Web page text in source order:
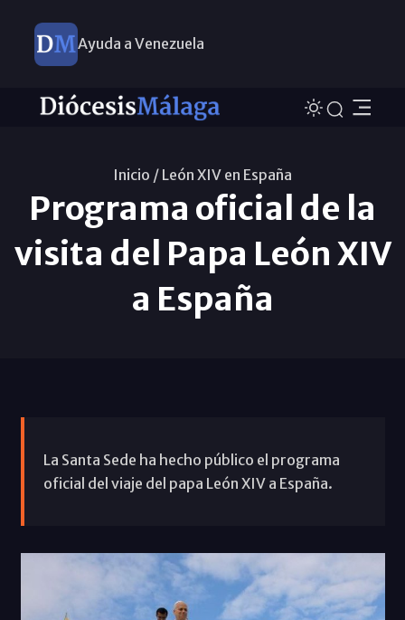
Ayuda a Venezuela
Inicio / León XIV en España
Programa oficial de la
visita del Papa León XIV
a España
La Santa Sede ha hecho público el programa
oficial del viaje del papa León XIV a España.